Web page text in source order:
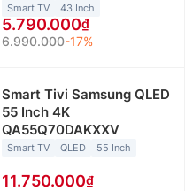
Smart TV 43 Inch
5.790.000
6.990.000-17%
Smart Tivi Samsung QLED
55 Inch 4K
QA55Q70DAKXXV
Smart TV QLED 55 Inch
11.750.000